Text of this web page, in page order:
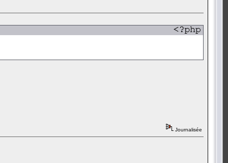
Journalisée